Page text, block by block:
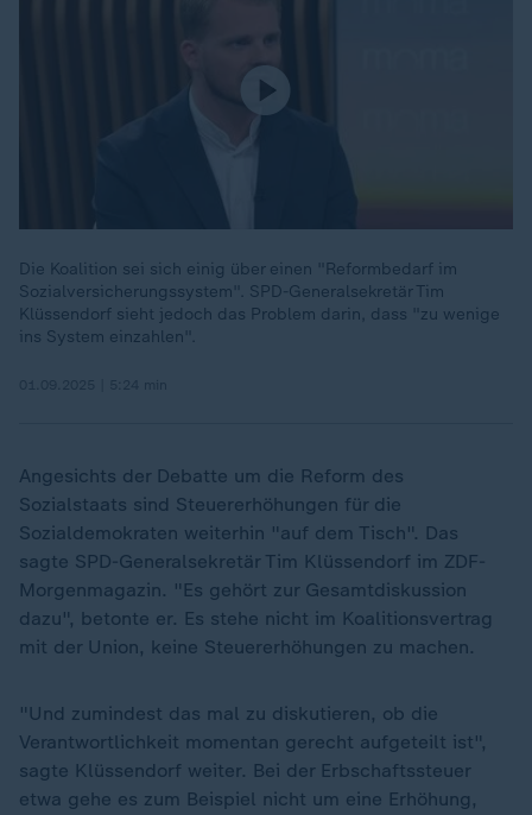
Die Koalition sei sich einig über einen "Reformbedarf im
Sozialversicherungssystem". SPD-Generalsekretär Tim
Klüssendorf sieht jedoch das Problem darin, dass "zu wenige
ins System einzahlen".
Angesichts der Debatte um die Reform des
Sozialstaats sind Steuererhöhungen für die
Sozialdemokraten weiterhin "auf dem Tisch". Das
sagte SPD-Generalsekretär Tim Klüssendorf im ZDF-
Morgenmagazin. "Es gehört zur Gesamtdiskussion
dazu", betonte er. Es stehe nicht im Koalitionsvertrag
mit der Union, keine Steuererhöhungen zu machen.
"Und zumindest das mal zu diskutieren, ob die
Verantwortlichkeit momentan gerecht aufgeteilt ist",
sagte Klüssendorf weiter. Bei der Erbschaftssteuer
etwa gehe es zum Beispiel nicht um eine Erhöhung,